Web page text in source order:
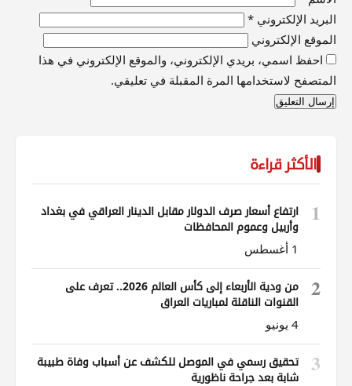
البريد الإلكتروني *
الموقع الإلكتروني
احفظ اسمي، بريدي الإلكتروني، والموقع الإلكتروني في هذا
المتصفح لاستخدامها المرة المقبلة في تعليقي.
الأكثر قراءة
1
ارتفاع أسعار صرف الدولار مقابل الدينار العراقي في بغداد
وأربيل وعموم المحافظات
1 أغسطس
2
من ودية الأربعاء إلى كأس العالم 2026.. تعرف على
القنوات الناقلة لمباريات العراق
4 يونيو
3
تحقيق رسمي في الموصل للكشف عن أسباب وفاة طبيبة
شابة بعد جراحة ناظورية